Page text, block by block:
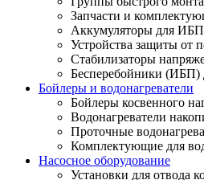
Запчасти и
Аккумуляторы для ИБП
Устройства защиты от
Стабилизаторы
Бесперебойники (ИБП)
Бойлеры и водонагреватели
Бойлеры косвенного
Водонагреватели
Проточные
Комплектующие для
Насосное оборудование
Установки для отвода